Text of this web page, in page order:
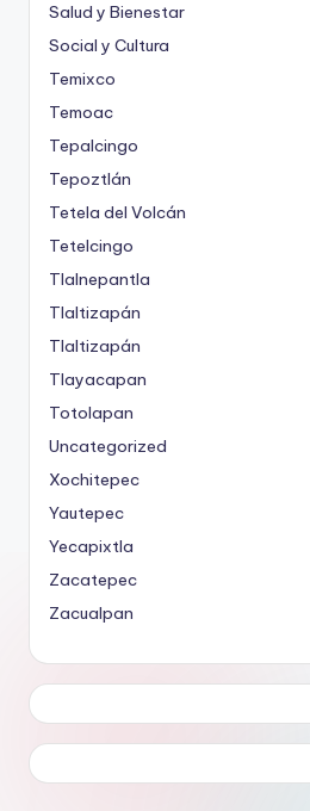
Salud y Bienestar
Social y Cultura
Temixco
Temoac
Tepalcingo
Tepoztlán
Tetela del Volcán
Tetelcingo
Tlalnepantla
Tlaltizapán
Tlaltizapán
Tlayacapan
Totolapan
Uncategorized
Xochitepec
Yautepec
Yecapixtla
Zacatepec
Zacualpan